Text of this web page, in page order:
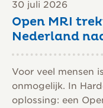
30 juli 2026
Open MRI
Nederland
Voor veel mensen
onmogelijk. In
oplossing: een